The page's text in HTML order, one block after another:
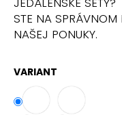
STE NA SPRÁVNOM
NAŠEJ PONUKY.
VARIANT
č
a
m